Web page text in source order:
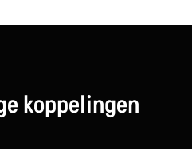
koppelingen